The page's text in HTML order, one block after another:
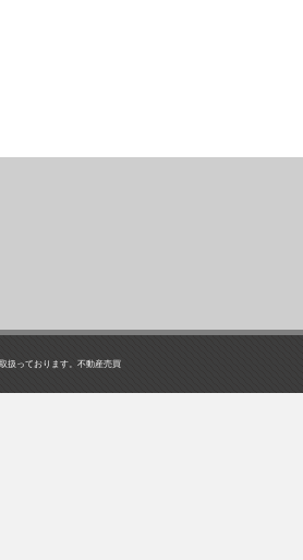
扱っております。不動産売買